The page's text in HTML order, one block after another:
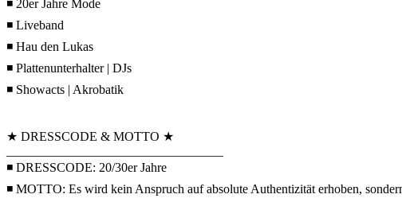
◾ 20er Jahre Mode
◾ Liveband
◾ Hau den Lukas
◾ Plattenunterhalter | DJs
◾ Showacts | Akrobatik
★ DRESSCODE & MOTTO ★
◾ DRESSCODE: 20/30er Jahre
◾ MOTTO: Es wird kein Anspruch auf absolute Authentizität erhoben,